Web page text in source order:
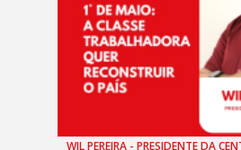
WIL PEREIRA - PRESIDENTE DA